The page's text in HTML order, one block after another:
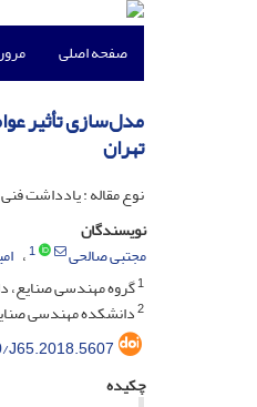
صفحه اصلی
مدل‌سازی تأثیر
تهران
نوع مقاله : یادداشت فنی
نویسندگان
مجتبی صالحی
1
1گروه مهندسی صنایع،
2دانشکده مهندسی
J65.2018.5607
چکیده